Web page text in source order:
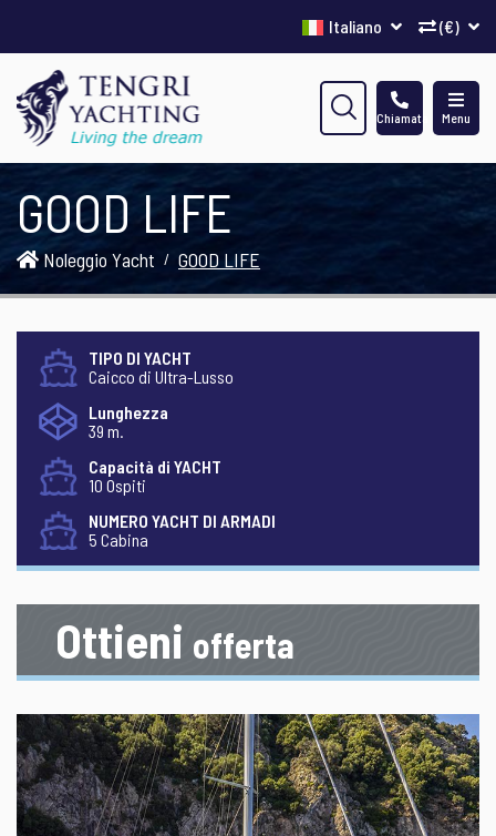
(€)
Italiano
Menu
Chiamata
GOOD LIFE
Noleggio Yacht GOOD LIFE
TIPO DI YACHT
Caicco di Ultra-Lusso
Lunghezza
39 m.
Capacità di YACHT
10 Ospiti
NUMERO YACHT DI ARMADI
5 Cabina
Ottieni offerta